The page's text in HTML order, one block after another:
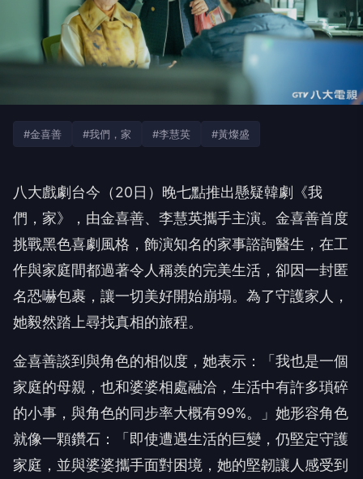
#金喜善 #我們，家 #李慧英 #黃燦盛
八大戲劇台今（20日）晚七點推出懸疑韓劇《我
們，家》， 由金喜善、李慧英攜手主演。金喜善首度
挑戰黑色喜劇風格， 飾演知名的家事諮詢醫生， 在工
作與家庭間都過著令人稱羨的完美生活， 卻因一封匿
名恐嚇包裹，讓一切美好開始崩塌。為了守護家人，
她毅然踏上尋找真相的旅程。
金喜善談到與角色的相似度，她表示：「我也是一個
家庭的母親， 也和婆婆相處融洽，生活中有許多瑣碎
的小事， 與角色的同步率大概有99%。」她形容角色
就像一顆鑽石：「 即使遭遇生活的巨變，仍堅定守護
家庭，並與婆婆攜手面對困境， 她的堅韌讓人感受到